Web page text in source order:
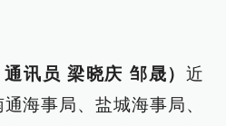
讯员 梁晓庆 邹晟） 近
海事局、盐城海事局、